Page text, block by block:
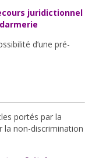
juridictionnel
d’une pré-
portés par la
la non-discrimination